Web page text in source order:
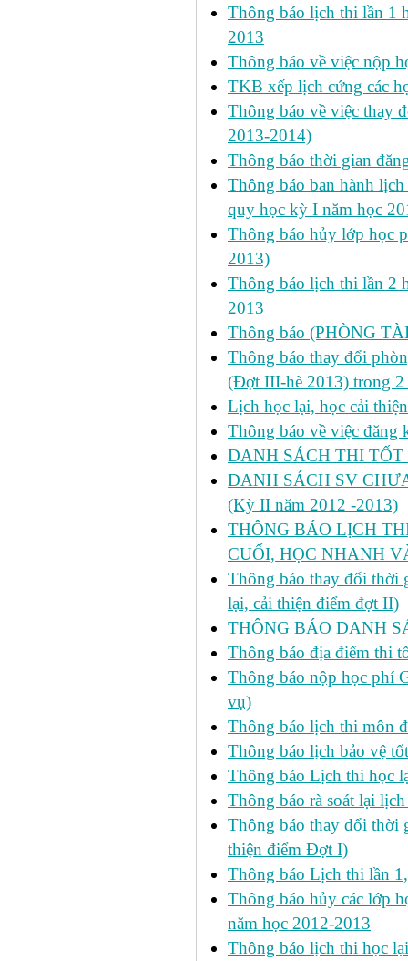
Thông báo lịch thi lần 1
2013
Thông báo về việc nộp
TKB xếp lịch cứng các
Thông báo về việc thay
2013-2014)
Thông báo thời gian
Thông báo ban hành
quy học kỳ I năm học
Thông báo hủy lớp học
2013)
Thông báo lịch thi lần 2
2013
Thông báo (PHÒNG
Thông báo thay đổi
(Đợt III-hè 2013) trong
Lịch học lại, học cải
Thông báo về việc
DANH SÁCH THI
DANH SÁCH SV
(Kỳ II năm 2012 -2013)
THÔNG BÁO LỊCH
CUỐI, HỌC NHANH
Thông báo thay đổi thời
lại, cải thiện điểm đợt II)
THÔNG BÁO DANH
Thông báo địa điểm thi
Thông báo nộp học phí
vụ)
Thông báo lịch thi môn
Thông báo lịch bảo vệ
Thông báo Lịch thi học
Thông báo rà soát lại
Thông báo thay đổi thời
thiện điểm Đợt I)
Thông báo Lịch thi lần
Thông báo hủy các lớp
năm học 2012-2013
Thông báo lịch thi học